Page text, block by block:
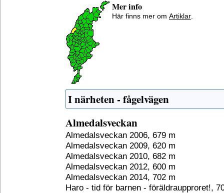
Mer info
Här finns mer om Artiklar.
I närheten - fågelvägen
Almedalsveckan
Almedalsveckan 2006, 679 m
Almedalsveckan 2009, 620 m
Almedalsveckan 2010, 682 m
Almedalsveckan 2012, 600 m
Almedalsveckan 2014, 702 m
Haro - tid för barnen - föräldraupproret!,